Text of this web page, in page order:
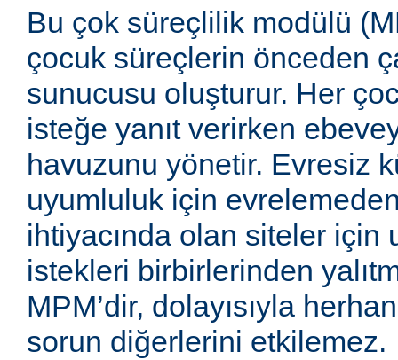
Bu çok süreçlilik modülü
çocuk süreçlerin önceden
sunucusu oluşturur. Her
isteğe yanıt verirken
havuzunu yönetir. Evresiz
uyumluluk için
ihtiyacında olan siteler için
istekleri birbirlerinden
MPM’dir, dolayısıyla
sorun diğerlerini etkilemez.